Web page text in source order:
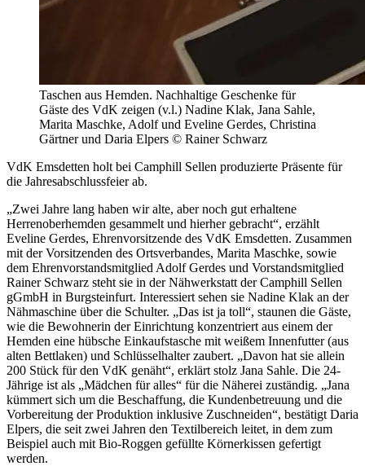
Taschen aus Hemden. Nachhaltige Geschenke für
Gäste des VdK zeigen (v.l.) Nadine Klak, Jana Sahle,
Marita Maschke, Adolf und Eveline Gerdes, Christina
Gärtner und Daria Elpers © Rainer Schwarz
VdK Emsdetten holt bei Camphill Sellen produzierte Präsente für
die Jahresabschlussfeier ab.
„Zwei Jahre lang haben wir alte, aber noch gut erhaltene
Herrenoberhemden gesammelt und hierher gebracht“, erzählt
Eveline Gerdes, Ehrenvorsitzende des VdK Emsdetten. Zusammen
mit der Vorsitzenden des Ortsverbandes, Marita Maschke, sowie
dem Ehrenvorstandsmitglied Adolf Gerdes und Vorstandsmitglied
Rainer Schwarz steht sie in der Nähwerkstatt der Camphill Sellen
gGmbH in Burgsteinfurt. Interessiert sehen sie Nadine Klak an der
Nähmaschine über die Schulter. „Das ist ja toll“, staunen die Gäste,
wie die Bewohnerin der Einrichtung konzentriert aus einem der
Hemden eine hübsche Einkaufstasche mit weißem Innenfutter (aus
alten Bettlaken) und Schlüsselhalter zaubert. „Davon hat sie allein
200 Stück für den VdK genäht“, erklärt stolz Jana Sahle. Die 24-
Jährige ist als „Mädchen für alles“ für die Näherei zuständig. „Jana
kümmert sich um die Beschaffung, die Kundenbetreuung und die
Vorbereitung der Produktion inklusive Zuschneiden“, bestätigt Daria
Elpers, die seit zwei Jahren den Textilbereich leitet, in dem zum
Beispiel auch mit Bio-Roggen gefüllte Körnerkissen gefertigt
werden.